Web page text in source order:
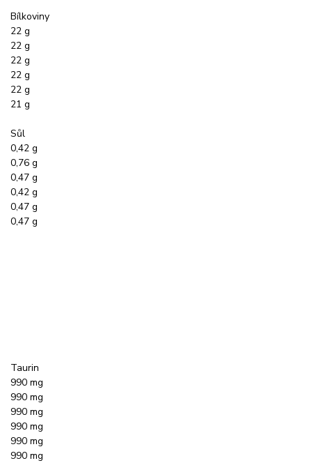
Bílkoviny
22 g
22 g
22 g
22 g
22 g
21 g
Sůl
0,42 g
0,76 g
0,47 g
0,42 g
0,47 g
0,47 g
Taurin
990 mg
990 mg
990 mg
990 mg
990 mg
990 mg